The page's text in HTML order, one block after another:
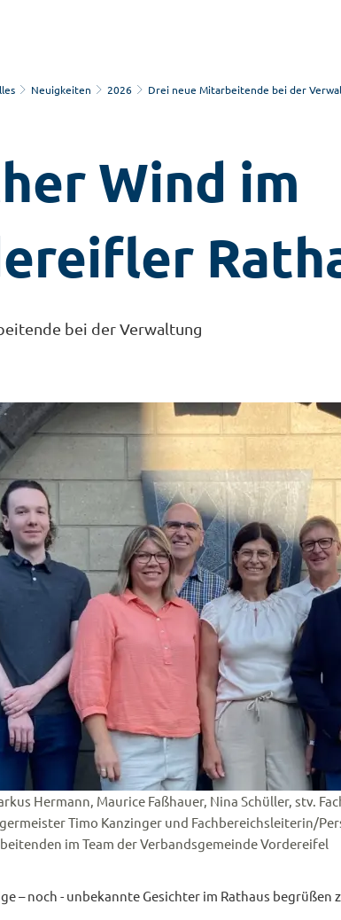
Neuigkeiten 2026 Drei neue Mitarbeitende bei der
Wind im
bei der Verwaltung
Hermann, Maurice Faßhauer, Nina Schüller, stv.
Timo Kanzinger und Fachbereichsleiterin/
im Team der Verbandsgemeinde Vordereifel
– noch - unbekannte Gesichter im Rathaus begrüßen